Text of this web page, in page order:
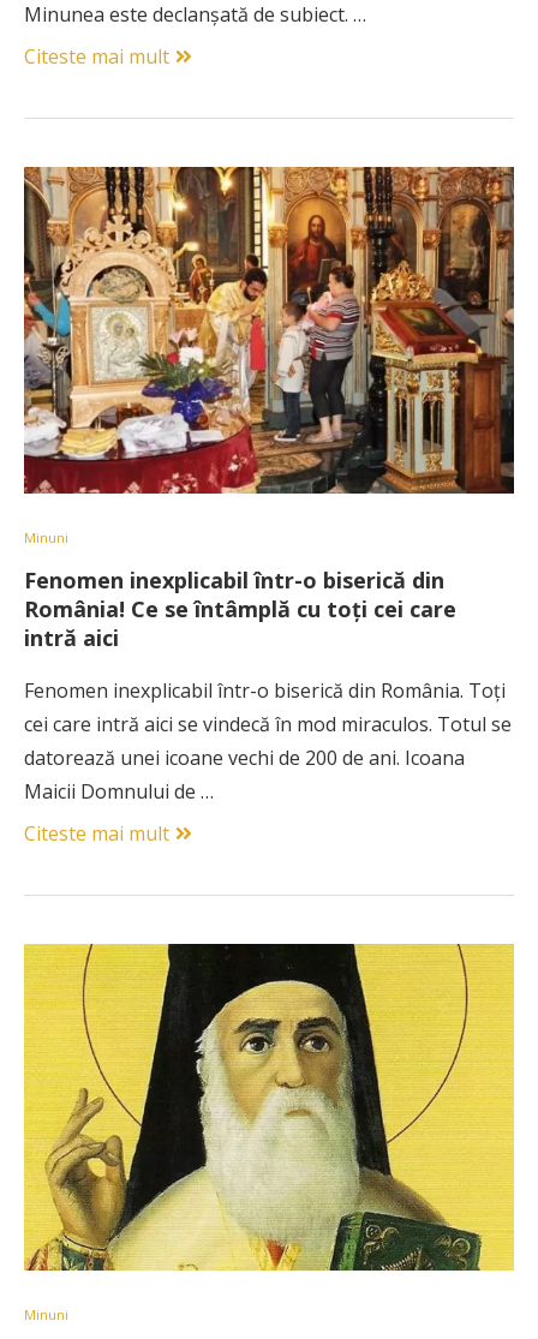
Minunea este declanșată de subiect. …
Citeste mai mult
Minuni
Fenomen inexplicabil într-o biserică din
România! Ce se întâmplă cu toți cei care
intră aici
Fenomen inexplicabil într-o biserică din România. Toți
cei care intră aici se vindecă în mod miraculos. Totul se
datorează unei icoane vechi de 200 de ani. Icoana
Maicii Domnului de …
Citeste mai mult
Minuni